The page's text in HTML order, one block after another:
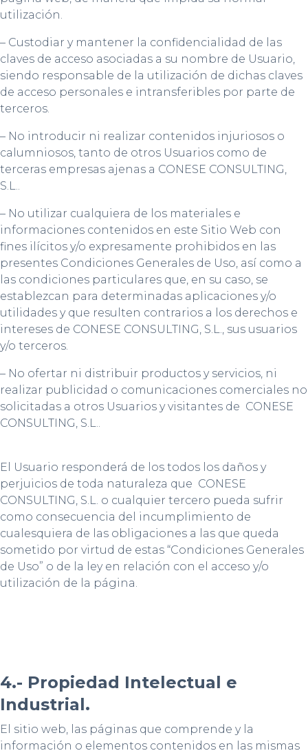
utilización.
– Custodiar y mantener la confidencialidad de las
claves de acceso asociadas a su nombre de Usuario,
siendo responsable de la utilización de dichas claves
de acceso personales e intransferibles por parte de
terceros.
– No introducir ni realizar contenidos injuriosos o
calumniosos, tanto de otros Usuarios como de
terceras empresas ajenas a CONESE CONSULTING,
S.L..
– No utilizar cualquiera de los materiales e
informaciones contenidos en este Sitio Web con
fines ilícitos y/o expresamente prohibidos en las
presentes Condiciones Generales de Uso, así como a
las condiciones particulares que, en su caso, se
establezcan para determinadas aplicaciones y/o
utilidades y que resulten contrarios a los derechos e
intereses de CONESE CONSULTING, S.L., sus usuarios
y/o terceros.
– No ofertar ni distribuir productos y servicios, ni
realizar publicidad o comunicaciones comerciales no
solicitadas a otros Usuarios y visitantes de CONESE
CONSULTING, S.L..
El Usuario responderá de los todos los daños y
perjuicios de toda naturaleza que CONESE
CONSULTING, S.L. o cualquier tercero pueda sufrir
como consecuencia del incumplimiento de
cualesquiera de las obligaciones a las que queda
sometido por virtud de estas “Condiciones Generales
de Uso” o de la ley en relación con el acceso y/o
utilización de la página.
4.- Propiedad Intelectual e
Industrial.
El sitio web, las páginas que comprende y la
información o elementos contenidos en las mismas